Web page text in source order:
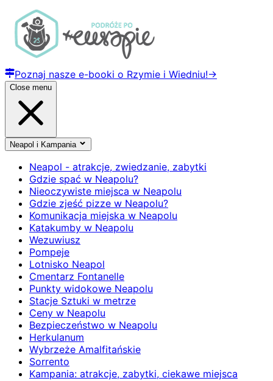
Poznaj nasze e-booki o Rzymie i Wiedniu!→
Close menu
Neapol i Kampania
Neapol - atrakcje, zwiedzanie, zabytki
Gdzie spać w Neapolu?
Nieoczywiste miejsca w Neapolu
Gdzie zjeść pizze w Neapolu?
Komunikacja miejska w Neapolu
Katakumby w Neapolu
Wezuwiusz
Pompeje
Lotnisko Neapol
Cmentarz Fontanelle
Punkty widokowe Neapolu
Stacje Sztuki w metrze
Ceny w Neapolu
Bezpieczeństwo w Neapolu
Herkulanum
Wybrzeże Amalfitańskie
Sorrento
Kampania: atrakcje, zabytki, ciekawe miejsca